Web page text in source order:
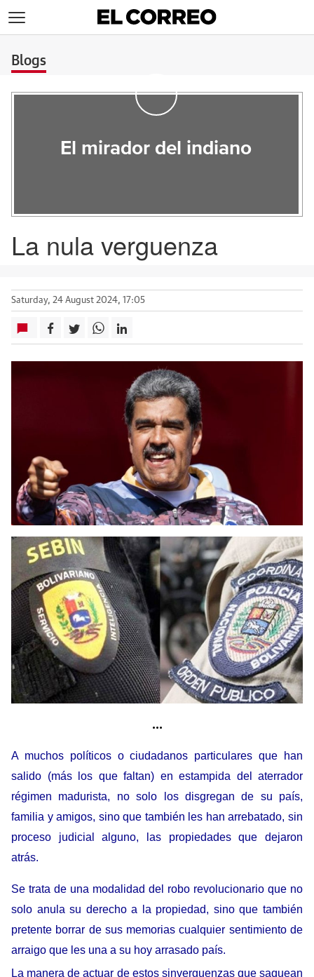
Blogs
El mirador del indiano
La nula verguenza
Saturday, 24 August 2024, 17:05
…
A muchos políticos o ciudadanos particulares que han
salido (más los que faltan) en estampida del aterrador
régimen madurista, no solo los disgregan de su país,
familia y amigos, sino que también les han arrebatado, sin
proceso judicial alguno, las propiedades que dejaron
atrás.
Se trata de una modalidad del robo revolucionario que no
solo anula su derecho a la propiedad, sino que también
pretente borrar de sus memorias cualquier sentimiento de
arraigo que les una a su hoy arrasado país.
La manera de actuar de estos sinverguenzas que saquean